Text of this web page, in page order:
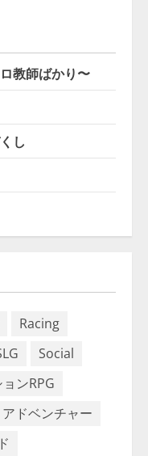
教師ばかり〜
し
Racing
Social
ンRPG
アドベンチャー